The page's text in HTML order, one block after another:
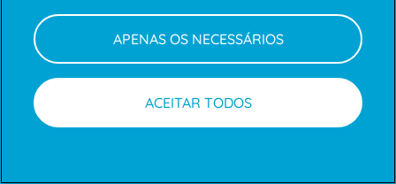
APENAS OS NECESSÁRIOS
ACEITAR TODOS